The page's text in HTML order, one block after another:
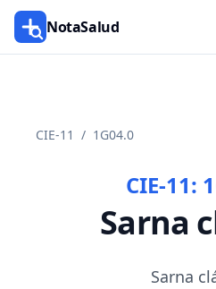
NotaSalud
CIE-11 / 1G04.0
CIE-11:
Sarna
Sarna